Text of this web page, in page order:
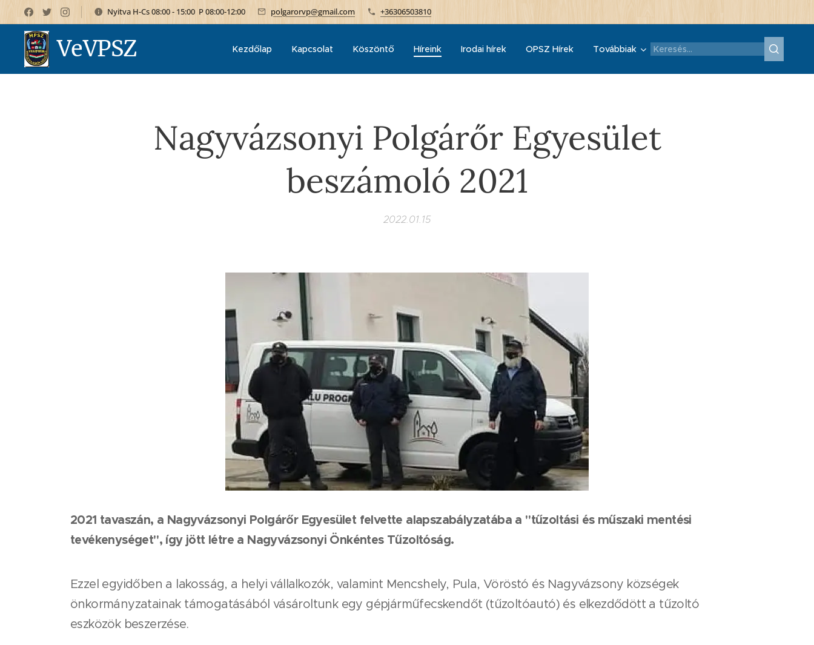
Nyitva H-Cs 08:00 - 15:00 P 08:00-12:00 polgarorvp@gmail.com +36306503810
VeVPSZ Kezdőlap Kapcsolat Köszöntő Híreink Irodai hírek OPSZ Hírek Továbbiak
Nagyvázsonyi Polgárőr Egyesület
beszámoló 2021
2022.01.15
2021 tavaszán, a Nagyvázsonyi Polgárőr Egyesület felvette alapszabályzatába a "tűzoltási és műszaki mentési
tevékenységet", így jött létre a Nagyvázsonyi Önkéntes Tűzoltóság.
Ezzel egyidőben a lakosság, a helyi vállalkozók, valamint Mencshely, Pula, Vöröstó és Nagyvázsony községek
önkormányzatainak támogatásából vásároltunk egy gépjárműfecskendőt (tűzoltóautó) és elkezdődött a tűzoltó
eszközök beszerzése.